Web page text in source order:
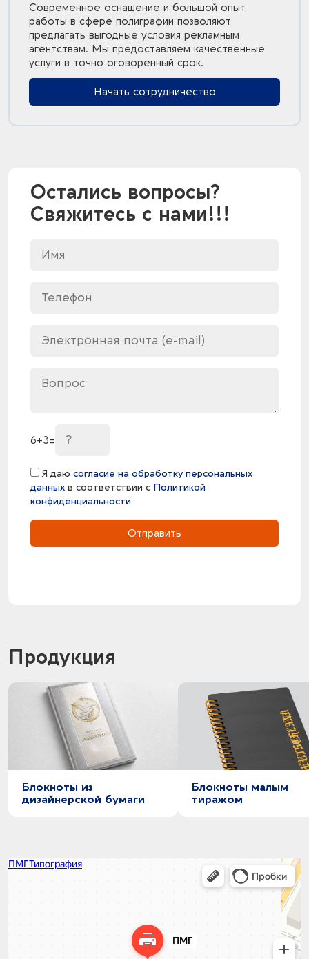
Современное оснащение и большой опыт
работы в сфере полиграфии позволяют
предлагать выгодные условия рекламным
агентствам. Мы предоставляем качественные
услуги в точно оговоренный срок.
Начать сотрудничество
Остались вопросы?
Свяжитесь с нами!!!
6+3=
Я даю согласие на обработку персональных
данных в соответствии с Политикой
конфиденциальности
Отправить
Продукция
Блокноты из
дизайнерской бумаги
Блокноты малым
тиражом